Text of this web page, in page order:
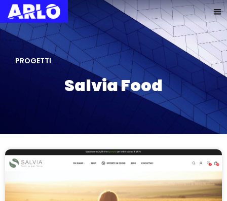
PROGETTI
Salvia Food